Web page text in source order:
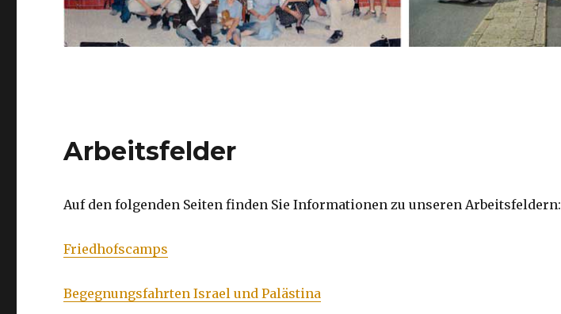
Arbeitsfelder
Auf den folgenden Seiten finden Sie Informationen zu unseren Arbeitsfeldern:
Friedhofscamps
Begegnungsfahrten Israel und Palästina